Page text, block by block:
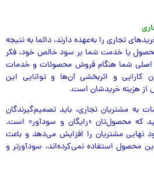
تجاری را به‌عهده دارند، دائما به نتیجه
محصول یا خدمت شما بر سود خالص خود، فکر
اصلی شما هنگام فروش محصولات و خدمات
کارایی و اثربخشی آن‌ها و توانایی این
از هزینه خریدشان است.
مشتریان تجاری، باید تصمیم‌گیرندگان
که محصول‌تان «رایگان و سودآور» است.
نهایی مشتریان را افزایش می‌دهد و باعث
محصول استفاده نمی‌کرده‌اند، سودآورتر و